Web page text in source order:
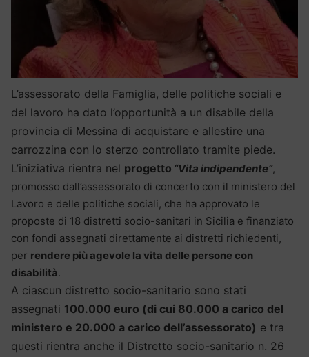
L’assessorato della Famiglia, delle politiche sociali e
del lavoro ha dato l’opportunità a un disabile della
provincia di Messina di acquistare e allestire una
carrozzina con lo sterzo controllato tramite piede.
L’iniziativa rientra nel progetto “Vita indipendente”,
promosso dall’assessorato di concerto con il ministero del
Lavoro e delle politiche sociali, che ha approvato le
proposte di 18 distretti socio-sanitari in Sicilia e finanziato
con fondi assegnati direttamente ai distretti richiedenti,
per rendere più agevole la vita delle persone con
disabilità.
A ciascun distretto socio-sanitario sono stati
assegnati 100.000 euro (di cui 80.000 a carico del
ministero e 20.000 a carico dell’assessorato) e tra
questi rientra anche il Distretto socio-sanitario n. 26